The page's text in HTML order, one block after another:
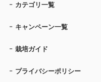
カテゴリ一覧
キャンペーン一覧
栽培ガイド
プライバシーポリシー